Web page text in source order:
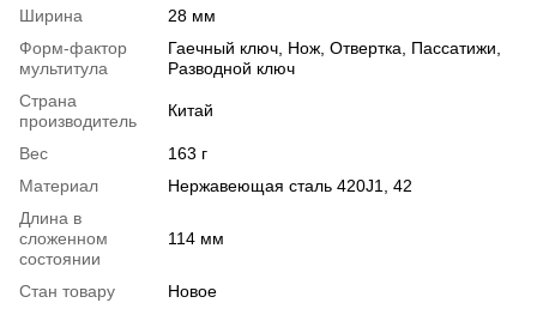
Ширина
28 мм
Форм-фактор
мультитула
Гаечный ключ, Нож, Отвертка, Пассатижи,
Разводной ключ
Страна
производитель
Китай
Вес
163 г
Материал
Нержавеющая сталь 420J1, 42
Длина в
сложенном
состоянии
114 мм
Стан товару Новое